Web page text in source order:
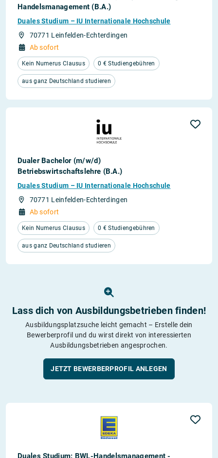
Handelsmanagement (B.A.)
Duales Studium – IU Internationale Hochschule
70771 Leinfelden-Echterdingen
Ab sofort
Kein Numerus Clausus 0 € Studiengebühren
aus ganz Deutschland studieren
Dualer Bachelor (m/w/d)
Betriebswirtschaftslehre (B.A.)
Duales Studium – IU Internationale Hochschule
70771 Leinfelden-Echterdingen
Ab sofort
Kein Numerus Clausus 0 € Studiengebühren
aus ganz Deutschland studieren
Lass dich von Ausbildungs­betrieben finden!
Ausbildungsplatzsuche leicht gemacht – Erstelle dein
Bewerberprofil und du wirst direkt von interessierten
Ausbildungsbetrieben angesprochen.
JETZT BEWERBERPROFIL ANLEGEN
Duales Studium: BWL-Handelsmanagement -